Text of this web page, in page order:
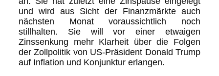
und wird aus Sicht der Finanzmärkte auch
nächsten Monat voraussichtlich noch
stillhalten. Sie will vor einer etwaigen
Zinssenkung mehr Klarheit über die Folgen
der Zollpolitik von US-Präsident Donald Trump
auf Inflation und Konjunktur erlangen.